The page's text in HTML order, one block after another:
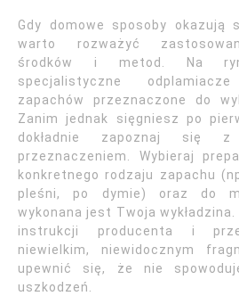
Gdy domowe sposoby okazują
warto rozważyć
środków i metod. Na
specjalistyczne
zapachów przeznaczone do
Zanim jednak sięgniesz po
dokładnie zapoznaj się
przeznaczeniem. Wybieraj
konkretnego rodzaju zapachu
pleśni, po dymie) oraz do
wykonana jest Twoja
instrukcji producenta i
niewielkim, niewidocznym
upewnić się, że nie
uszkodzeń.